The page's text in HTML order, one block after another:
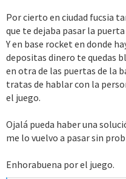
Por cierto en ciudad fucsia
que te dejaba pasar la
Y en base rocket en donde
depositas dinero te quedas
en otra de las puertas de la
tratas de hablar con la
el juego.
Ojalá pueda haber una
me lo vuelvo a pasar sin
Enhorabuena por el juego.